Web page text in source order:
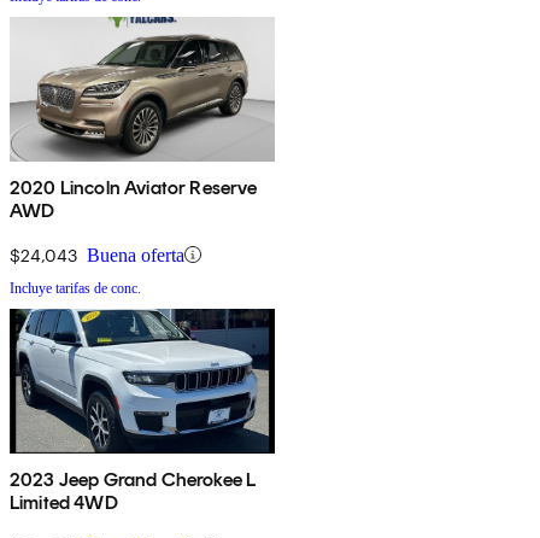
2020 Lincoln Aviator Reserve
AWD
$24,043 Buena oferta
Incluye tarifas de conc.
2023 Jeep Grand Cherokee L
Limited 4WD